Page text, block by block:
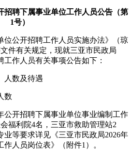
招聘下属事业单位工作人员公告（第
1号）
公开招聘工作人员实施办法》（琼
件有关规定，现就三亚市民政局
工作人员有关事项公告如下：
数及待遇
数
开招聘下属事业单位事业编制工作
福利院4名，三亚市救助管理站2
业等要求详见《三亚市民政局2026年
人员岗位表》（附件1）。